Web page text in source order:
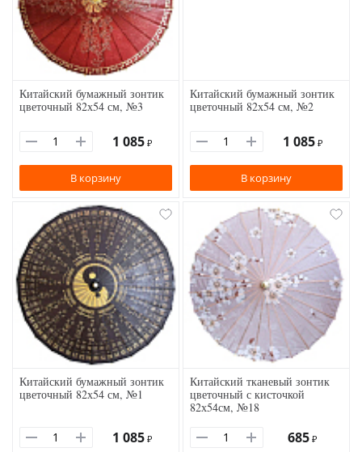
Китайский бумажный зонтик
цветочный 82х54 см, №3
1 085 ₽
В корзину
Китайский бумажный зонтик
цветочный 82х54 см, №2
1 085 ₽
В корзину
Китайский бумажный зонтик
цветочный 82х54 см, №1
1 085 ₽
Китайский тканевый зонтик
цветочный с кисточкой
82х54см, №18
685 ₽